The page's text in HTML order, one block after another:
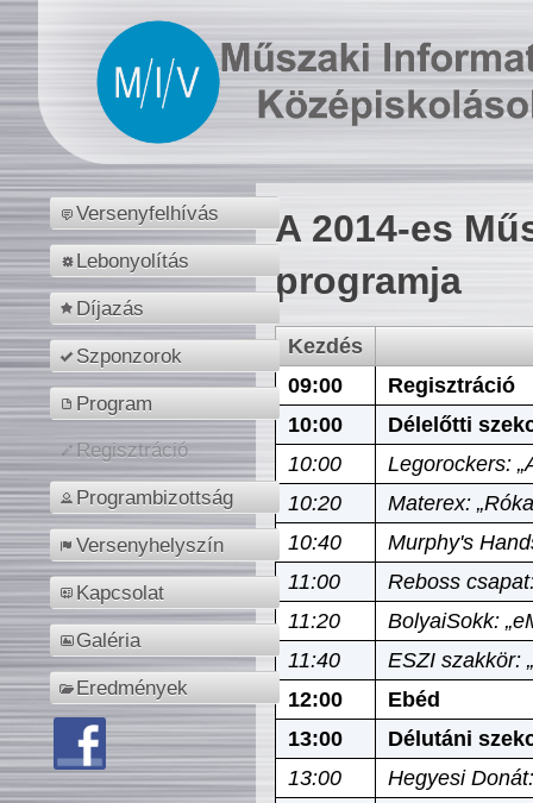
Versenyfelhívás
Lebonyolítás
Díjazás
Szponzorok
Program
Regisztráció
Programbizottság
Versenyhelyszín
Kapcsolat
Galéria
Eredmények
A 2014-es
programja
Kezdés
09:00
Regisztráció
10:00
Délelőtti
10:00
Legorockers:
10:20
Materex:
10:40
Murphy's
11:00
Reboss
11:20
BolyaiSokk:
11:40
ESZI szakkör:
12:00
Ebéd
13:00
Délutáni
13:00
Hegyesi